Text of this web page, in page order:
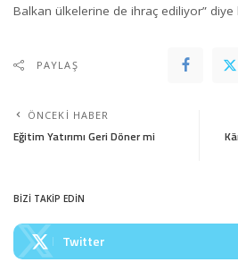
Balkan ülkelerine de ihraç ediliyor” diye
PAYLAŞ
ÖNCEKI HABER
Eğitim Yatırımı Geri Döner mi
BİZİ TAKİP EDİN
Twitter